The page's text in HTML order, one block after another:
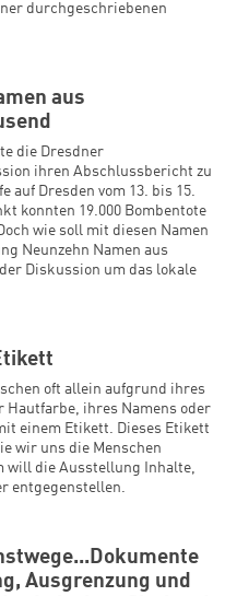
durchgeschriebenen
aus
die Dresdner
ihren Abschlussbericht zu
auf Dresden vom 13. bis 15.
konnten 19.000 Bombentote
wie soll mit diesen Namen
Neunzehn Namen aus
Diskussion um das lokale
oft allein aufgrund ihres
Hautfarbe, ihres Namens oder
einem Etikett. Dieses Etikett
wir uns die Menschen
will die Ausstellung Inhalte,
entgegenstellen.
Ausgrenzung und
Warenkorb